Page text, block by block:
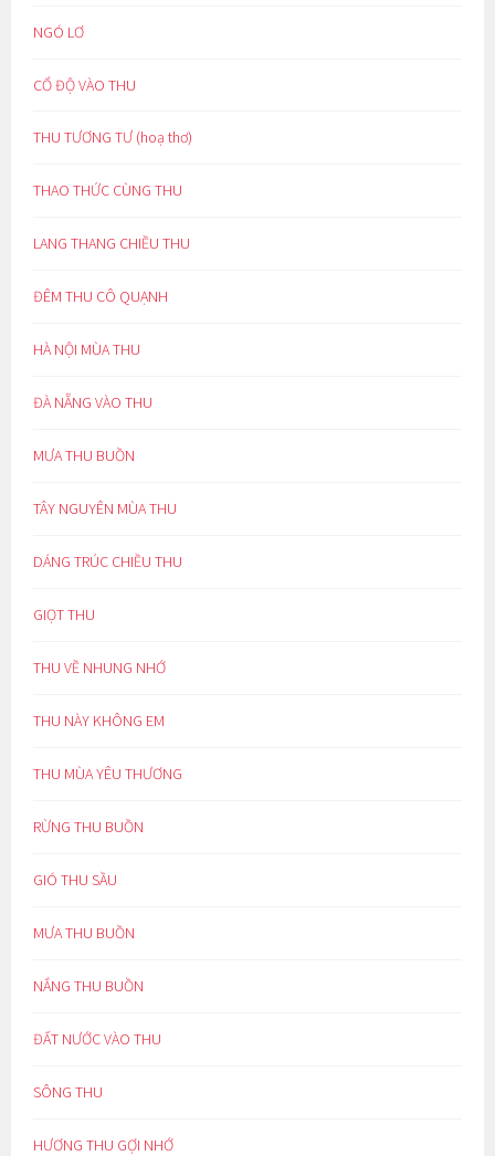
NGÓ LƠ
CỔ ĐỘ VÀO THU
THU TƯƠNG TƯ (hoạ thơ)
THAO THỨC CÙNG THU
LANG THANG CHIỀU THU
ĐÊM THU CÔ QUẠNH
HÀ NỘI MÙA THU
ĐÀ NẴNG VÀO THU
MƯA THU BUỒN
TÂY NGUYÊN MÙA THU
DÁNG TRÚC CHIỀU THU
GIỌT THU
THU VỀ NHUNG NHỚ
THU NÀY KHÔNG EM
THU MÙA YÊU THƯƠNG
RỪNG THU BUỒN
GIÓ THU SẦU
MƯA THU BUỒN
NẮNG THU BUỒN
ĐẤT NƯỚC VÀO THU
SÔNG THU
HƯƠNG THU GỢI NHỚ